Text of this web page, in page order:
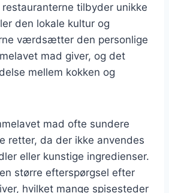
tilbyder unikke
den lokale kultur og
værdsætter den personlige
mad giver, og det
mellem kokken og
mad ofte sundere
retter, da der ikke anvendes
eller kunstige ingredienser.
større efterspørgsel efter
hvilket mange spisesteder